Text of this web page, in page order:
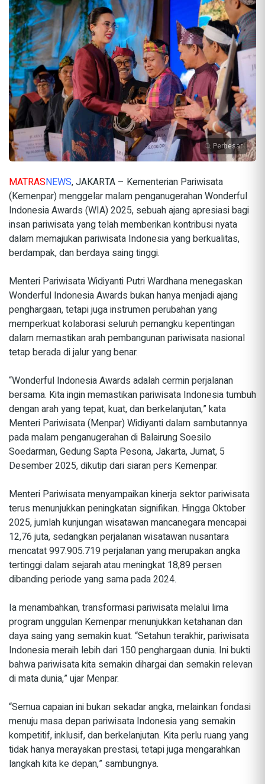
Perbesar
MATRASNEWS, JAKARTA – Kementerian Pariwisata
(Kemenpar) menggelar malam penganugerahan Wonderful
Indonesia Awards (WIA) 2025, sebuah ajang apresiasi bagi
insan pariwisata yang telah memberikan kontribusi nyata
dalam memajukan pariwisata Indonesia yang berkualitas,
berdampak, dan berdaya saing tinggi.
Menteri Pariwisata Widiyanti Putri Wardhana menegaskan
Wonderful Indonesia Awards bukan hanya menjadi ajang
penghargaan, tetapi juga instrumen perubahan yang
memperkuat kolaborasi seluruh pemangku kepentingan
dalam memastikan arah pembangunan pariwisata nasional
tetap berada di jalur yang benar.
“Wonderful Indonesia Awards adalah cermin perjalanan
bersama. Kita ingin memastikan pariwisata Indonesia tumbuh
dengan arah yang tepat, kuat, dan berkelanjutan,” kata
Menteri Pariwisata (Menpar) Widiyanti dalam sambutannya
pada malam penganugerahan di Balairung Soesilo
Soedarman, Gedung Sapta Pesona, Jakarta, Jumat, 5
Desember 2025, dikutip dari siaran pers Kemenpar.
Menteri Pariwisata menyampaikan kinerja sektor pariwisata
terus menunjukkan peningkatan signifikan. Hingga Oktober
2025, jumlah kunjungan wisatawan mancanegara mencapai
12,76 juta, sedangkan perjalanan wisatawan nusantara
mencatat 997.905.719 perjalanan yang merupakan angka
tertinggi dalam sejarah atau meningkat 18,89 persen
dibanding periode yang sama pada 2024.
Ia menambahkan, transformasi pariwisata melalui lima
program unggulan Kemenpar menunjukkan ketahanan dan
daya saing yang semakin kuat. “Setahun terakhir, pariwisata
Indonesia meraih lebih dari 150 penghargaan dunia. Ini bukti
bahwa pariwisata kita semakin dihargai dan semakin relevan
di mata dunia,” ujar Menpar.
“Semua capaian ini bukan sekadar angka, melainkan fondasi
menuju masa depan pariwisata Indonesia yang semakin
kompetitif, inklusif, dan berkelanjutan. Kita perlu ruang yang
tidak hanya merayakan prestasi, tetapi juga mengarahkan
langkah kita ke depan,” sambungnya.